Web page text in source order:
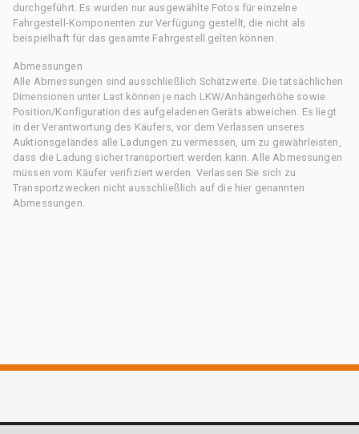
durchgeführt. Es wurden nur ausgewählte Fotos für einzelne
Fahrgestell-Komponenten zur Verfügung gestellt, die nicht als
beispielhaft für das gesamte Fahrgestell gelten können.
Abmessungen
Alle Abmessungen sind ausschließlich Schätzwerte. Die tatsächlichen
Dimensionen unter Last können je nach LKW/Anhängerhöhe sowie
Position/Konfiguration des aufgeladenen Geräts abweichen. Es liegt
in der Verantwortung des Käufers, vor dem Verlassen unseres
Auktionsgeländes alle Ladungen zu vermessen, um zu gewährleisten,
dass die Ladung sicher transportiert werden kann. Alle Abmessungen
müssen vom Käufer verifiziert werden. Verlassen Sie sich zu
Transportzwecken nicht ausschließlich auf die hier genannten
Abmessungen.